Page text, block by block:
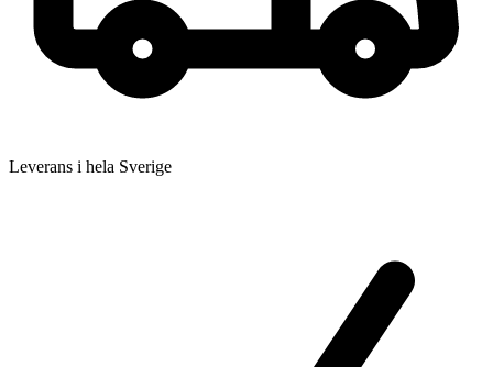
Leverans i hela Sverige